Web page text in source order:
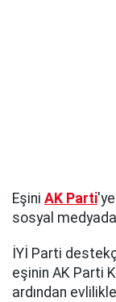
Eşini AK Parti
sosyal medyada
İYİ Parti
eşinin AK Parti
ardından